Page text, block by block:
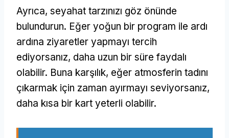
Ayrıca, seyahat tarzınızı göz önünde
bulundurun. Eğer yoğun bir program ile ardı
ardına ziyaretler yapmayı tercih
ediyorsanız, daha uzun bir süre faydalı
olabilir. Buna karşılık, eğer atmosferin tadını
çıkarmak için zaman ayırmayı seviyorsanız,
daha kısa bir kart yeterli olabilir.